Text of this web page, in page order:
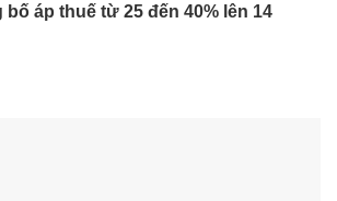
bố áp thuế từ 25 đến 40% lên 14